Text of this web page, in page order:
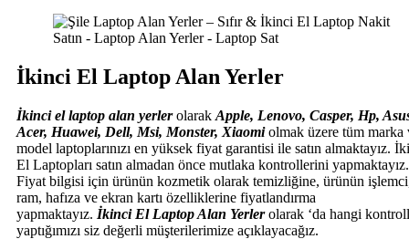
İkinci El Laptop Alan Yerler
İkinci el laptop alan yerlerolarak Apple, Lenovo, Casper, Hp,
Acer, Huawei, Dell, Msi, Monster, Xiaomiolmak üzere tüm marka
model laptoplarınızı en yüksek fiyat garantisi ile satın almaktayız.
El Laptopları satın almadan önce mutlaka kontrollerini yapmaktayız.
Fiyat bilgisi için ürünün kozmetik olarak temizliğine, ürünün
ram, hafıza ve ekran kartı özelliklerine fiyatlandırma
yapmaktayız. İkinci El Laptop Alan Yerlerolarak ‘da hangi
yaptığımızı siz değerli müşterilerimize açıklayacağız.